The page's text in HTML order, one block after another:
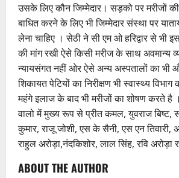
उसके लिए कौन जिम्मेदार। सड़को पर मरीजों की
बाधित करने के लिए भी जिम्मेदार संस्था पर
लेना चाहिए । सेठी ने सी एम ओ हरिद्वार से भी इस
की मांग रखी ऐसे किसी मरीज के साथ अवमान्य
न्यायसंगत नहीं ओर ऐसे अन्य अस्पतालों का भी
शिकायत पेटियों का निरीक्षण भी स्वास्थ्य विभाग
महंगे इलाज के बाद भी मरीजों का शोषण करते
वालो में मुख्य रूप से प्रीत कमल, युवराज बिष्ट,
कुमार, राजू जोशी, एस के सैनी, एस एन तिवारी,
राहुल अरोड़ा,नंदकिशोर, लाल सिंह, रवि अरोड़ा
ABOUT THE AUTHOR